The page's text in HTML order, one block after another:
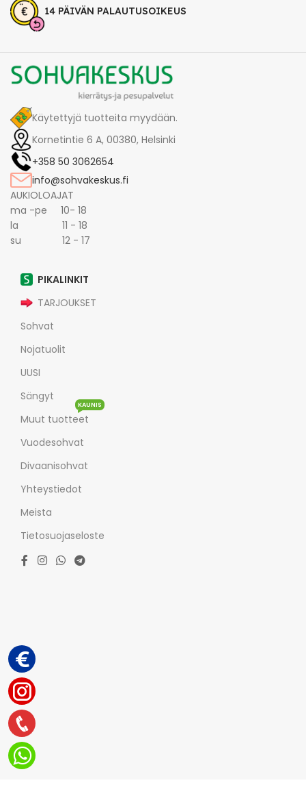
14 PÄIVÄN PALAUTUSOIKEUS
Käytettyjä tuotteita myydään.
Kornetintie 6 A, 00380, Helsinki
+358 50 3062654
info@sohvakeskus.fi
AUKIOLOAJAT
ma -pe 10- 18
la 11 - 18
su 12 - 17
PIKALINKIT
TARJOUKSET
Sohvat
Nojatuolit
UUSI
Sängyt
Muut tuotteet
KAUNIS
Vuodesohvat
Divaanisohvat
Yhteystiedot
Meista
Tietosuojaseloste